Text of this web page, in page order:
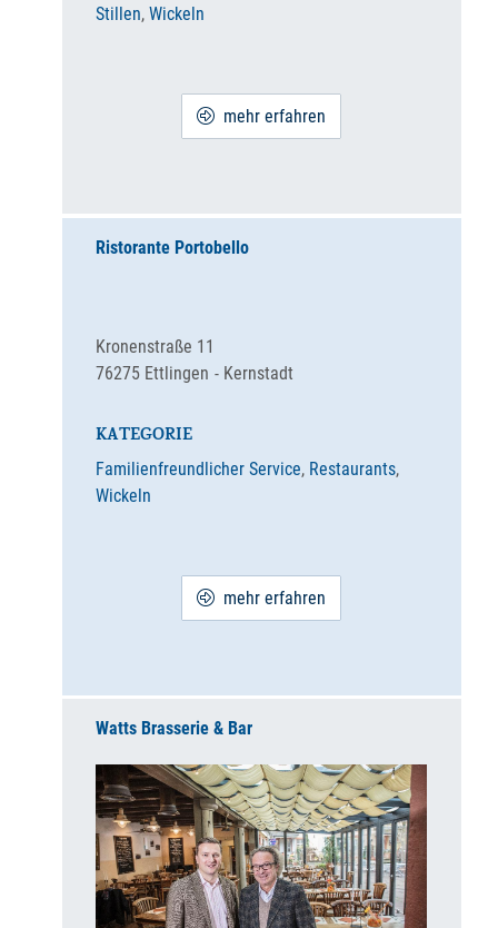
Stillen, Wickeln
mehr erfahren
Ristorante Portobello
Kernstadt
Kronenstraße 11
76275 Ettlingen
KATEGORIE
Familienfreundlicher Service, Restaurants,
Wickeln
mehr erfahren
Watts Brasserie & Bar